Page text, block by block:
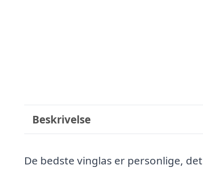
Beskrivelse
De bedste vinglas er personlige,